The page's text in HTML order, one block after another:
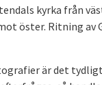
kyrka från
öster. Ritning av
är det